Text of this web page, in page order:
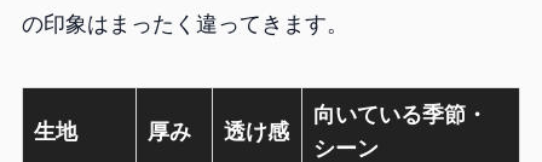
の印象はまったく違ってきます。
生地 厚み 透け感
向いている季節・
シーン